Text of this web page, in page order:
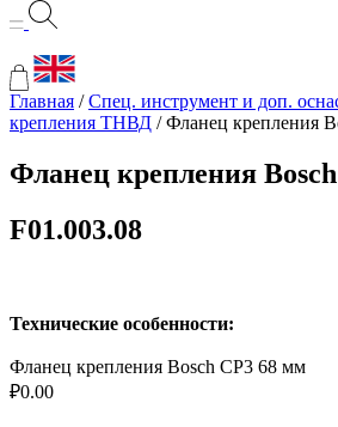
Главная /Спец. инструмент и доп.
крепления ТНВД / Фланец крепления
Фланец крепления
F01.003.08
Технические особенности:
Фланец крепления Bosch CP3 68 мм
₽0.00